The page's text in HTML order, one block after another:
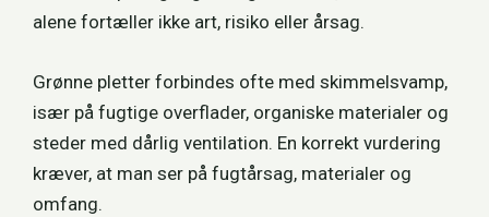
alene fortæller ikke art, risiko eller årsag.
Grønne pletter forbindes ofte med skimmelsvamp,
især på fugtige overflader, organiske materialer og
steder med dårlig ventilation. En korrekt vurdering
kræver, at man ser på fugtårsag, materialer og
omfang.